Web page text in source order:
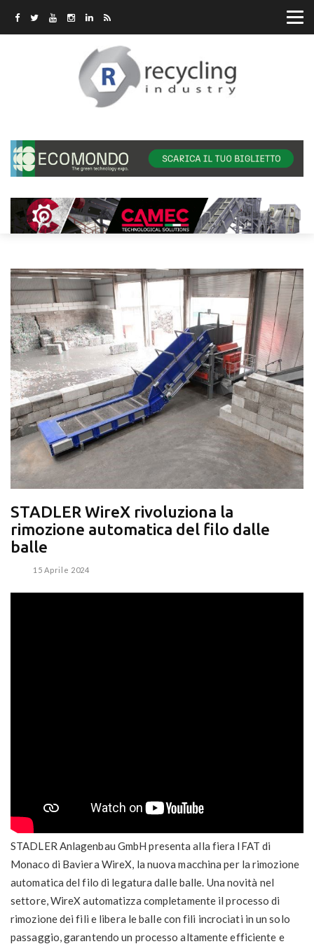
STADLER WireX rivoluziona la
rimozione automatica del filo dalle
balle
15 Aprile 2024
STADLER Anlagenbau GmbH presenta alla fiera IFAT di
Monaco di Baviera WireX, la nuova macchina per la rimozione
automatica del filo di legatura dalle balle. Una novità nel
settore, WireX automatizza completamente il processo di
rimozione dei fili e libera le balle con fili incrociati in un solo
passaggio, garantendo un processo altamente efficiente e